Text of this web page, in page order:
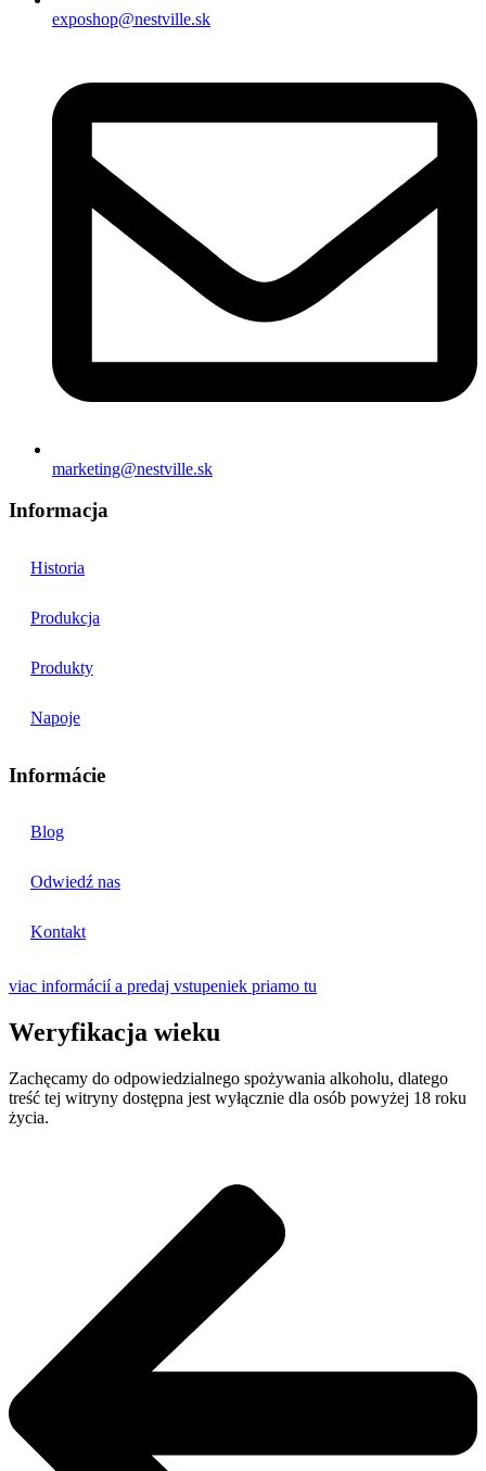
exposhop@nestville.sk
marketing@nestville.sk
Informacja
Historia
Produkcja
Produkty
Napoje
Informácie
Blog
Odwiedź nas
Kontakt
viac informácií a predaj vstupeniek priamo tu
Weryfikacja wieku
Zachęcamy do odpowiedzialnego spożywania alkoholu, dlatego
treść tej witryny dostępna jest wyłącznie dla osób powyżej 18 roku
życia.